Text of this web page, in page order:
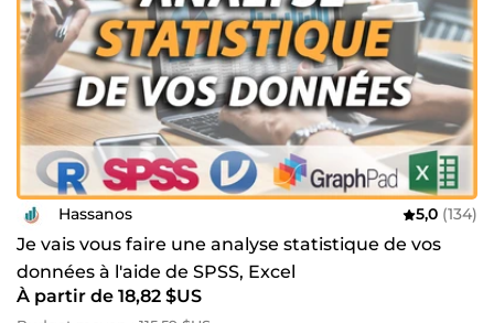
Hassanos 5,0 (134)
Je vais vous faire une analyse statistique de vos
données à l'aide de SPSS, Excel
À partir de 18,82 $US